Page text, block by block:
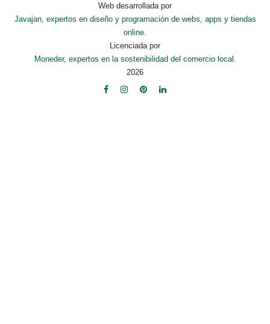
Web desarrollada por
Javajan, expertos en diseño y programación de webs, apps y tiendas
online.
Licenciada por
Moneder, expertos en la sostenibilidad del comercio local.
2026